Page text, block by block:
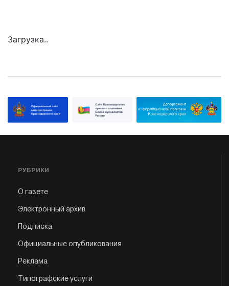
Загрузка..
РУБРИКИ
О газете
Электронный архив
Подписка
Официальные опубликования
Реклама
Типографские услуги